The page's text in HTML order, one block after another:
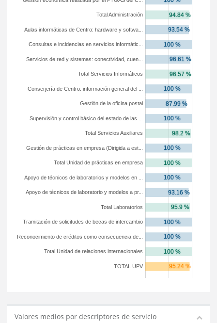
TOTAL UPV
Total Unidad de relaciones internacionales
Reconocimiento de créditos como consecuencia de...
Tramitación de solicitudes de becas de intercambio
Total Laboratorios
Apoyo de técnicos de laboratorio y modelos a pr...
Apoyo de técnicos de laboratorios y modelos en ...
Total Unidad de prácticas en empresa
Gestión de prácticas en empresa (Dirigida a est...
Total Servicios Auxiliares
Supervisión y control básico del estado de las ...
Gestión de la oficina postal
Conserjería de Centro: información general del ...
Total Servicios Informáticos
Servicios de red y sistemas: conectividad, cuen...
Consultas e incidencias en servicios informátic...
Aulas informáticas de Centro: hardware y softwa...
Total Administración
Valores medios por descriptores de servicio